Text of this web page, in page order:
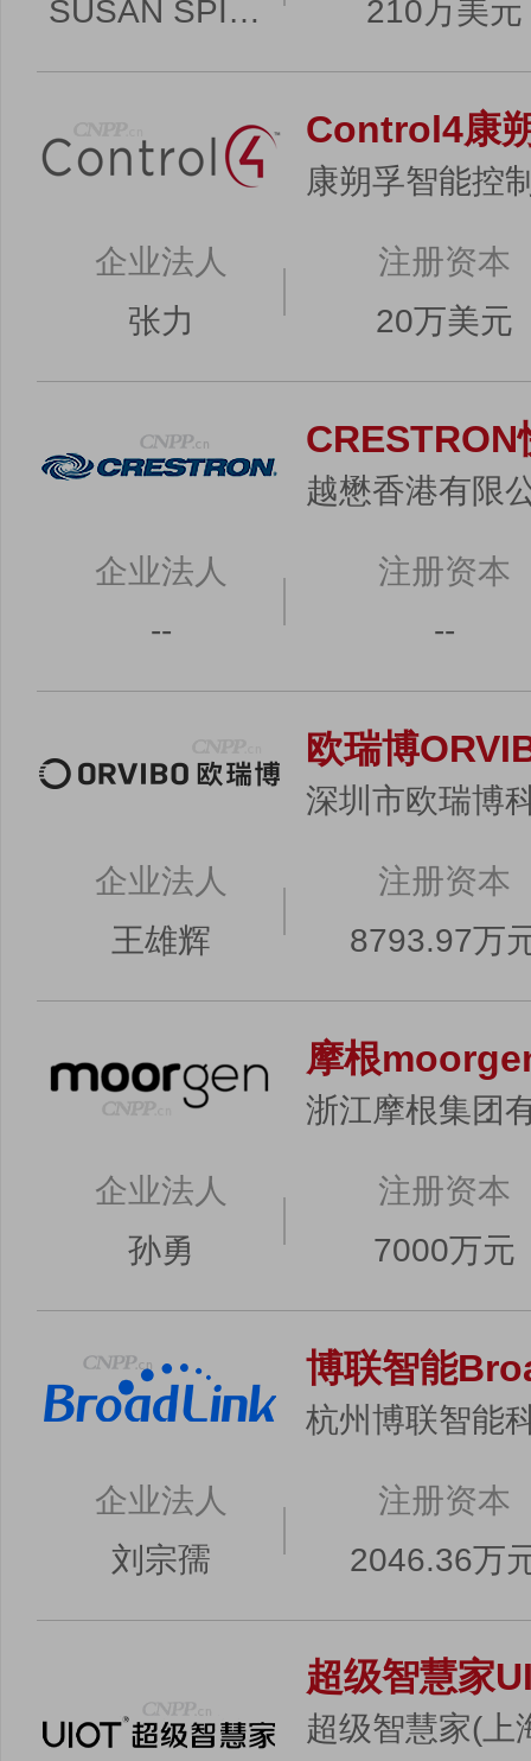
SUSAN SPIRA HAKKARAINEN 210万美元
Control4康
康朔孚智能控
企业法人
张力
注册资本
20万美元
CRESTRON
越懋香港有限
企业法人
--
注册资本
--
欧瑞博
深圳市欧瑞博
企业法人
王雄辉
注册资本
8793.97万
摩根
浙江摩根集团
企业法人
孙勇
注册资本
7000万元
博联智能
杭州博联智能
企业法人
刘宗孺
注册资本
2046.36万
超级智慧家
超级智慧家(上